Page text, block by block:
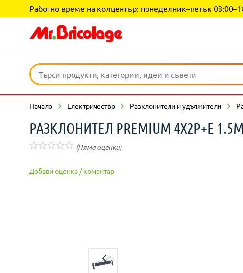
Работно време на колцентър: понеделник–петък
Начало Електричество Разклонители и удължители
РАЗКЛОНИТЕЛ PREMIUM 4X2P+E
(Няма оценки)
Добави оценка / коментар